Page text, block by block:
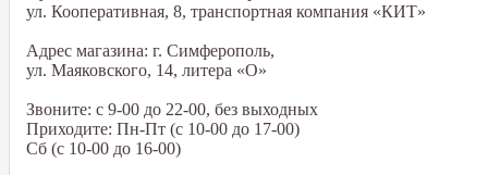
ул. Кооперативная, 8, транспортная компания «КИТ»
Адрес магазина: г. Симферополь,
ул. Маяковского, 14, литера «О»
Звоните: с 9-00 до 22-00, без выходных
Приходите: Пн-Пт (с 10-00 до 17-00)
Сб (с 10-00 до 16-00)